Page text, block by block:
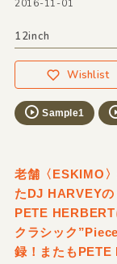
2016-11-01
12inch
Wishlist
Sample1
老舗〈ESKIMO
たDJ HARVEY
PETE
クラシック
録！またもPETE